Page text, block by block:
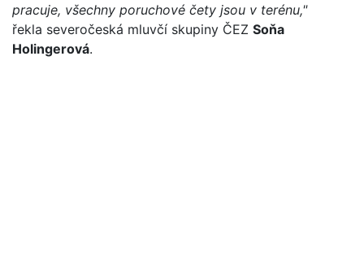
pracuje, všechny poruchové čety jsou v terénu,"
řekla severočeská mluvčí skupiny ČEZ Soňa
Holingerová.